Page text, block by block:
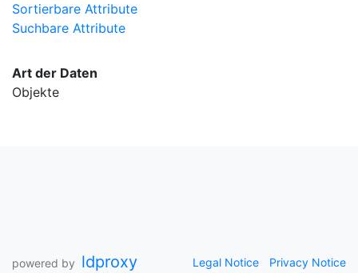
Sortierbare Attribute
Suchbare Attribute
Art der Daten
Objekte
powered by ldproxy Legal Notice Privacy Notice